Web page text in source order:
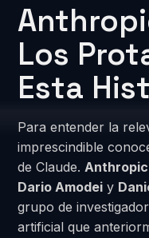
Los
Esta
Para entender la
imprescindible
de Claude.Anthropic
Dario Amodei y
grupo de
artificial que